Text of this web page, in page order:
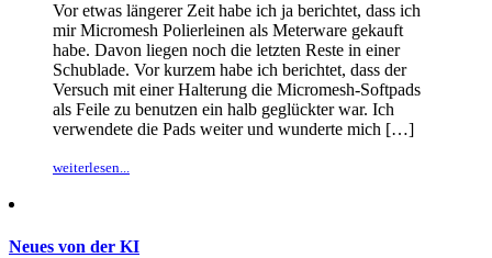
Vor etwas längerer Zeit habe ich ja berichtet, dass ich
mir Micromesh Polierleinen als Meterware gekauft
habe. Davon liegen noch die letzten Reste in einer
Schublade. Vor kurzem habe ich berichtet, dass der
Versuch mit einer Halterung die Micromesh-Softpads
als Feile zu benutzen ein halb geglückter war. Ich
verwendete die Pads weiter und wunderte mich […]
weiterlesen...
Neues von der KI